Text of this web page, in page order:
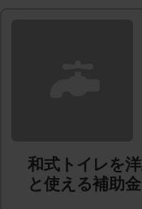
和式トイレを
と使える補助